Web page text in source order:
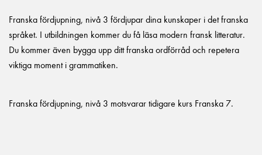
Franska fördjupning, nivå 3 fördjupar dina kunskaper i det franska
språket. I utbildningen kommer du få läsa modern fransk litteratur.
Du kommer även bygga upp ditt franska ordförråd och repetera
viktiga moment i grammatiken.
Franska fördjupning, nivå 3 motsvarar tidigare kurs Franska 7.